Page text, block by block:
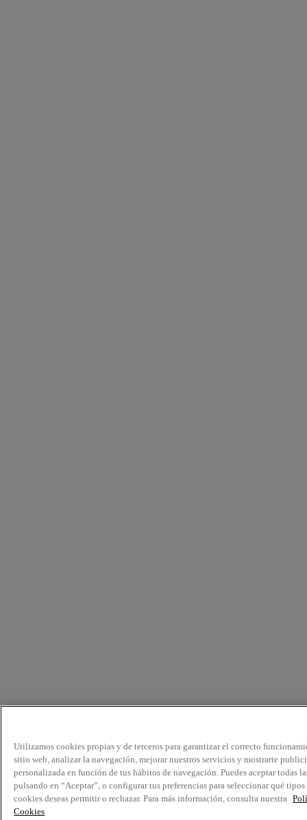
Utilizamos cookies propias y de terceros para garantizar el correcto
sitio web, analizar la navegación, mejorar nuestros servicios y mostrarte
personalizada en función de tus hábitos de navegación. Puedes aceptar todas
pulsando en “Aceptar”, o configurar tus preferencias para seleccionar qué tipos
cookies deseas permitir o rechazar. Para más información, consulta nuestra
Cookies